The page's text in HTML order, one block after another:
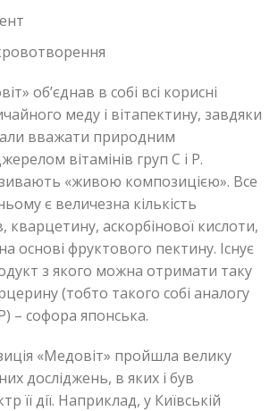
об’єднав в собі всі корисні
меду і вітапектину, завдяки
вважати природним
вітамінів груп С і Р.
«живою композицією». Все
є величезна кількість
кварцетину, аскорбінової кислоти,
основі фруктового пектину. Існує
з якого можна отримати таку
(тобто такого собі аналогу
– софора японська.
«Медовіт» пройшла велику
досліджень, в яких і був
її дії. Наприклад, у Київській